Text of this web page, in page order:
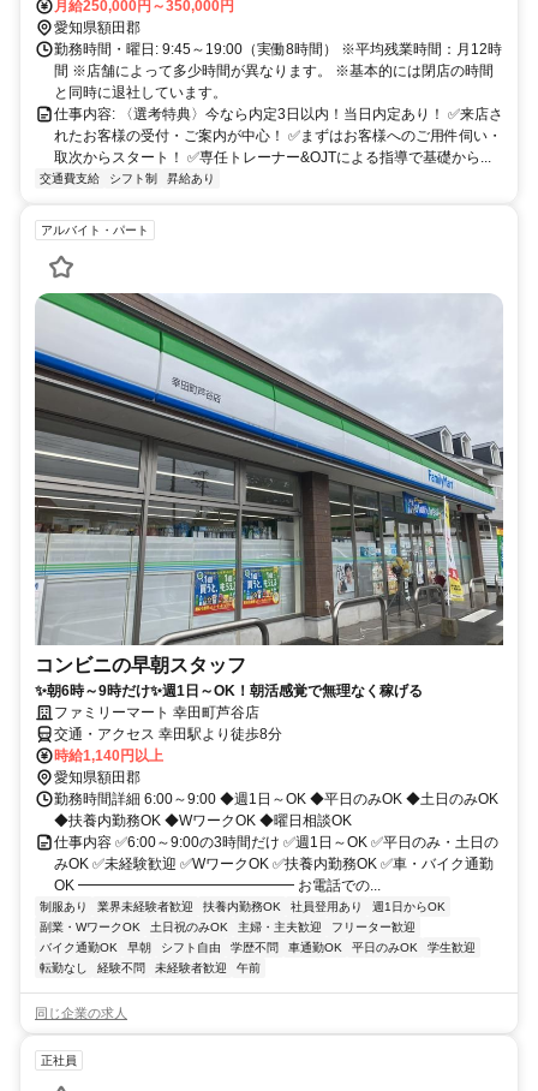
月給250,000円～350,000円
愛知県額田郡
勤務時間・曜日: 9:45～19:00（実働8時間） ※平均残業時間：月12時
間 ※店舗によって多少時間が異なります。 ※基本的には閉店の時間
と同時に退社しています。
仕事内容: 〈選考特典〉今なら内定3日以内！当日内定あり！ ✅来店さ
れたお客様の受付・ご案内が中心！ ✅まずはお客様へのご用件伺い・
取次からスタート！ ✅専任トレーナー&OJTによる指導で基礎から...
交通費支給 シフト制 昇給あり
アルバイト・パート
コンビニの早朝スタッフ
✨朝6時～9時だけ✨週1日～OK！朝活感覚で無理なく稼げる
ファミリーマート 幸田町芦谷店
交通・アクセス 幸田駅より徒歩8分
時給1,140円以上
愛知県額田郡
勤務時間詳細 6:00～9:00 ◆週1日～OK ◆平日のみOK ◆土日のみOK
◆扶養内勤務OK ◆WワークOK ◆曜日相談OK
仕事内容 ✅6:00～9:00の3時間だけ ✅週1日～OK ✅平日のみ・土日の
みOK ✅未経験歓迎 ✅WワークOK ✅扶養内勤務OK ✅車・バイク通勤
OK ━━━━━━━━━━━━━━━ お電話での...
制服あり 業界未経験者歓迎 扶養内勤務OK 社員登用あり
週1日からOK
副業・WワークOK
土日祝のみOK 主婦・主夫歓迎
フリーター歓迎
バイク通勤OK
早朝 シフト自由 学歴不問 車通勤OK 平日のみOK
学生歓迎
転勤なし
経験不問 未経験者歓迎 午前
同じ企業の求人
正社員